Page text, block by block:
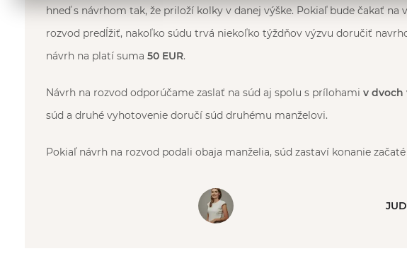
hneď s návrhom tak, že priloží kolky v danej výške. Pokiaľ bude čakať na
rozvod predĺžiť, nakoľko súdu trvá niekoľko týždňov výzvu doručiť
návrh na platí suma 50 EUR.
Návrh na rozvod odporúčame zaslať na súd aj spolu s prílohami v dvoch
súd a druhé vyhotovenie doručí súd druhému manželovi.
Pokiaľ návrh na rozvod podali obaja manželia, súd zastaví konanie